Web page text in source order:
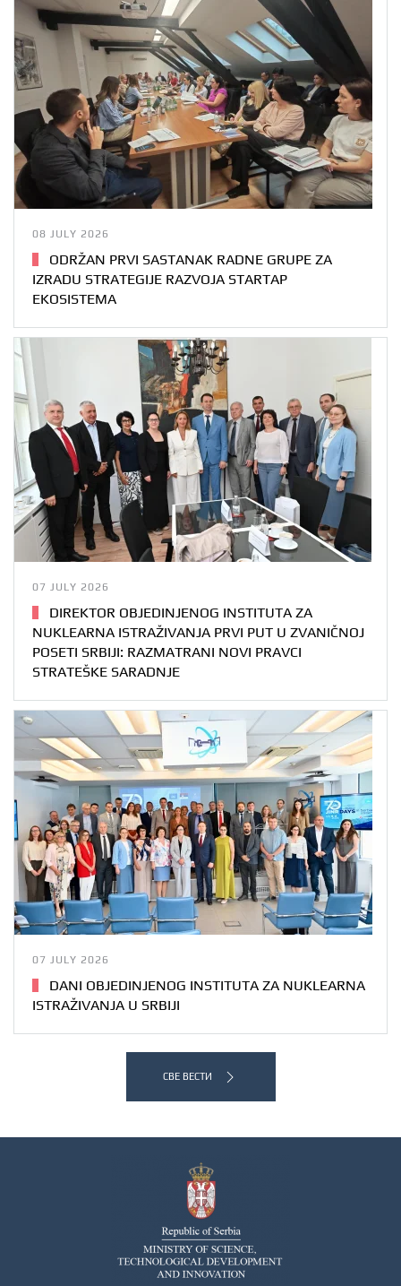
08 JULY 2026
ODRŽAN PRVI SASTANAK RADNE GRUPE ZA
IZRADU STRATEGIJE RAZVOJA STARTAP
EKOSISTEMA
07 JULY 2026
DIREKTOR OBJEDINJENOG INSTITUTA ZA
NUKLEARNA ISTRAŽIVANJA PRVI PUT U ZVANIČNOJ
POSETI SRBIJI: RAZMATRANI NOVI PRAVCI
STRATEŠKE SARADNJE
07 JULY 2026
DANI OBJEDINJENOG INSTITUTA ZA NUKLEARNA
ISTRAŽIVANJA U SRBIJI
СВЕ ВЕСТИ